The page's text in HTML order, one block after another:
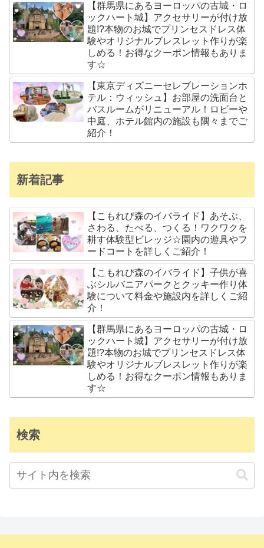
【群馬県にあるヨーロッパの古城・ロ
ックハート城】アクセサリーが付け放
題!?本物のお城でプリンセスドレス体
験やオリジナルブレスレット作りが楽
しめる！お得なクーポン情報もありま
す☆
【東京ディズニーセレブレーションホ
テル：ウィッシュ】お部屋の洗面台と
バスルームがリニューアル！ロビーや
中庭、ホテル館内の施設も隅々までご
紹介！
新着記事
【こもれび森のイバライド】あそぶ、
さわる、たべる、つくる！ワクワクを
耕す体験型ビレッジ☆園内の遊具やフ
ードコートを詳しくご紹介！
【こもれび森のイバライド】子供が喜
ぶシルバニアパークとクッキー作り体
験について料金や施設内を詳しくご紹
介！
【群馬県にあるヨーロッパの古城・ロ
ックハート城】アクセサリーが付け放
題!?本物のお城でプリンセスドレス体
験やオリジナルブレスレット作りが楽
しめる！お得なクーポン情報もありま
す☆
検索